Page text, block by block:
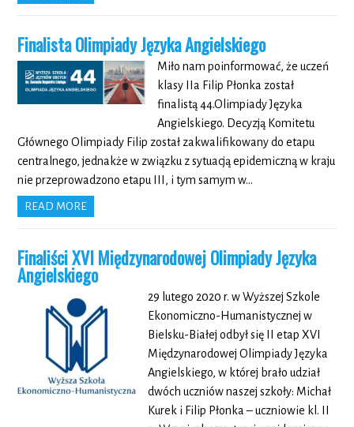
Finalista Olimpiady Języka Angielskiego
Miło nam poinformować, że uczeń
klasy IIa Filip Płonka został
finalistą 44.Olimpiady Języka
Angielskiego. Decyzją Komitetu
Głównego Olimpiady Filip został zakwalifikowany do etapu
centralnego, jednakże w związku z sytuacją epidemiczną w kraju
nie przeprowadzono etapu III, i tym samym w…
READ MORE
Finaliści XVI Międzynarodowej Olimpiady Języka
Angielskiego
29 lutego 2020 r. w Wyższej Szkole
Ekonomiczno-Humanistycznej w
Bielsku-Białej odbył się II etap XVI
Międzynarodowej Olimpiady Języka
Angielskiego, w której brało udział
dwóch uczniów naszej szkoły: Michał
Kurek i Filip Płonka – uczniowie kl. II